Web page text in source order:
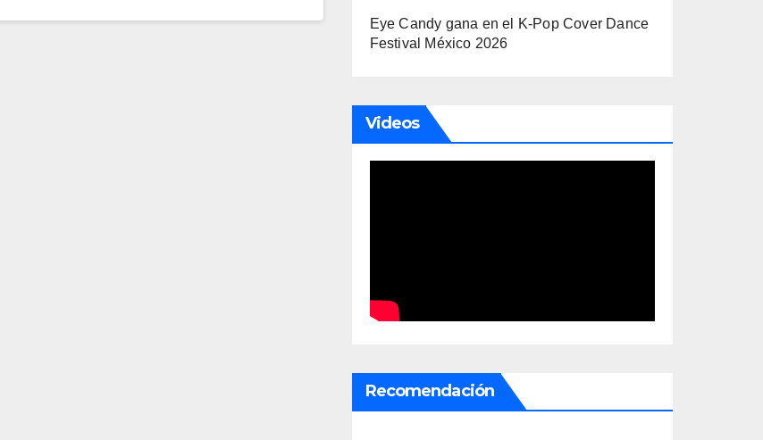
Eye Candy gana en el K-Pop Cover Dance
Festival México 2026
Videos
Recomendación